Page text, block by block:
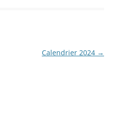
Calendrier 2024 →